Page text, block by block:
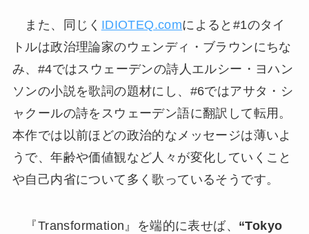
また、同じく IDIOTEQ.comによると#1のタイ
トルは政治理論家のウェンディ・ブラウンにちな
み、#4ではスウェーデンの詩人エルシー・ヨハン
ソンの小説を歌詞の題材にし、#6ではアサタ・シ
ャクールの詩をスウェーデン語に翻訳して転用。
本作では以前ほどの政治的なメッセージは薄いよ
うで、年齢や価値観など人々が変化していくこと
や自己内省について多く歌っているそうです。
『Transformation』を端的に表せば、 “Tokyo